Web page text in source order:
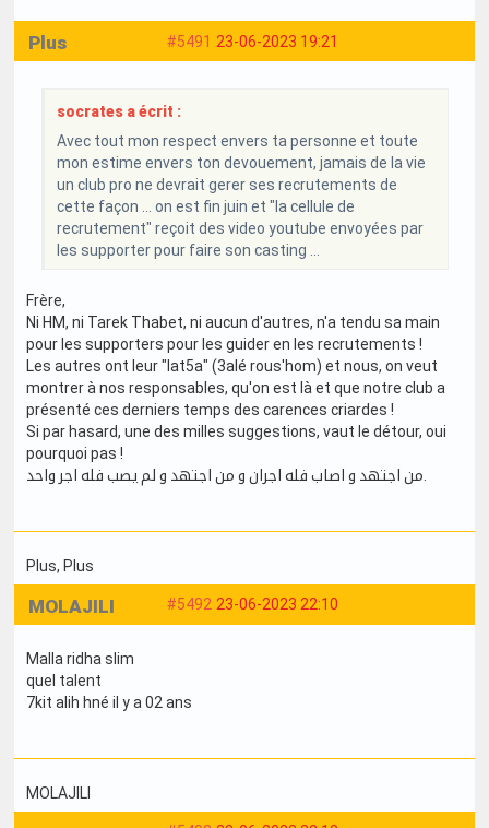
#5491 23-06-2023 19:21
Plus
socrates a écrit :
Avec tout mon respect envers ta personne et toute
mon estime envers ton devouement, jamais de la vie
un club pro ne devrait gerer ses recrutements de
cette façon ... on est fin juin et "la cellule de
recrutement" reçoit des video youtube envoyées par
les supporter pour faire son casting ...
Frère,
Ni HM, ni Tarek Thabet, ni aucun d'autres, n'a tendu sa main
pour les supporters pour les guider en les recrutements !
Les autres ont leur "lat5a" (3alé rous'hom) et nous, on veut
montrer à nos responsables, qu'on est là et que notre club a
présenté ces derniers temps des carences criardes !
Si par hasard, une des milles suggestions, vaut le détour, oui
pourquoi pas !
Plus, Plus
#5492 23-06-2023 22:10
MOLAJILI
Malla ridha slim
quel talent
7kit alih hné il y a 02 ans
MOLAJILI